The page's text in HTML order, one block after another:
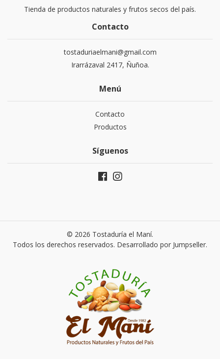
Tienda de productos naturales y frutos secos del país.
Contacto
tostaduriaelmani@gmail.com
Irarrázaval 2417, Ñuñoa.
Menú
Contacto
Productos
Síguenos
© 2026 Tostaduría el Maní.
Todos los derechos reservados. Desarrollado por Jumpseller.